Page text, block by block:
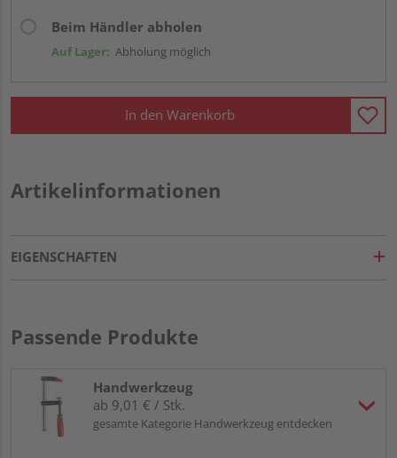
Beim Händler abholen
Auf Lager: Abholung möglich
In den Warenkorb
Artikelinformationen
EIGENSCHAFTEN
Passende Produkte
Handwerkzeug
ab 9,01 € / Stk.
gesamte Kategorie Handwerkzeug entdecken